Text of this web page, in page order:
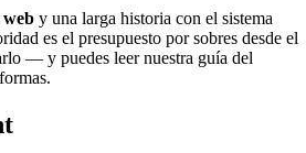
y una larga historia con el sistema
es el presupuesto por sobres desde el
— y puedes leer nuestra guía del